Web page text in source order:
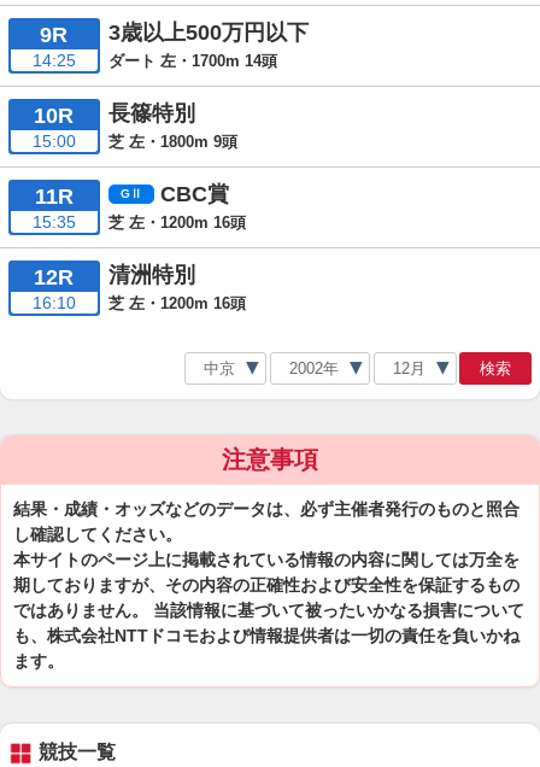
9R
14:25
3歳以上500万円以下
ダート 左・1700m 14頭
10R
15:00
長篠特別
芝 左・1800m 9頭
11R
15:35
CBC賞
芝 左・1200m 16頭
12R
16:10
清洲特別
芝 左・1200m 16頭
検索
注意事項
結果・成績・オッズなどのデータは、必ず主催者発行のものと照合
し確認してください。
本サイトのページ上に掲載されている情報の内容に関しては万全を
期しておりますが、その内容の正確性および安全性を保証するもの
ではありません。 当該情報に基づいて被ったいかなる損害について
も、株式会社NTTドコモおよび情報提供者は一切の責任を負いかね
ます。
競技一覧